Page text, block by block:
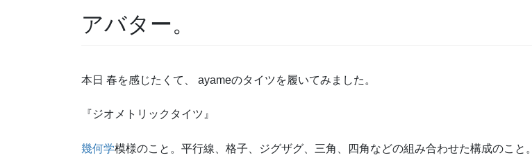
アバター。
本日 春を感じたくて、 ayameのタイツを履いてみました。
『ジオメトリックタイツ』
幾何学模様のこと。平行線、格子、ジグザグ、三角、四角などの組み合わせた構成のこと。